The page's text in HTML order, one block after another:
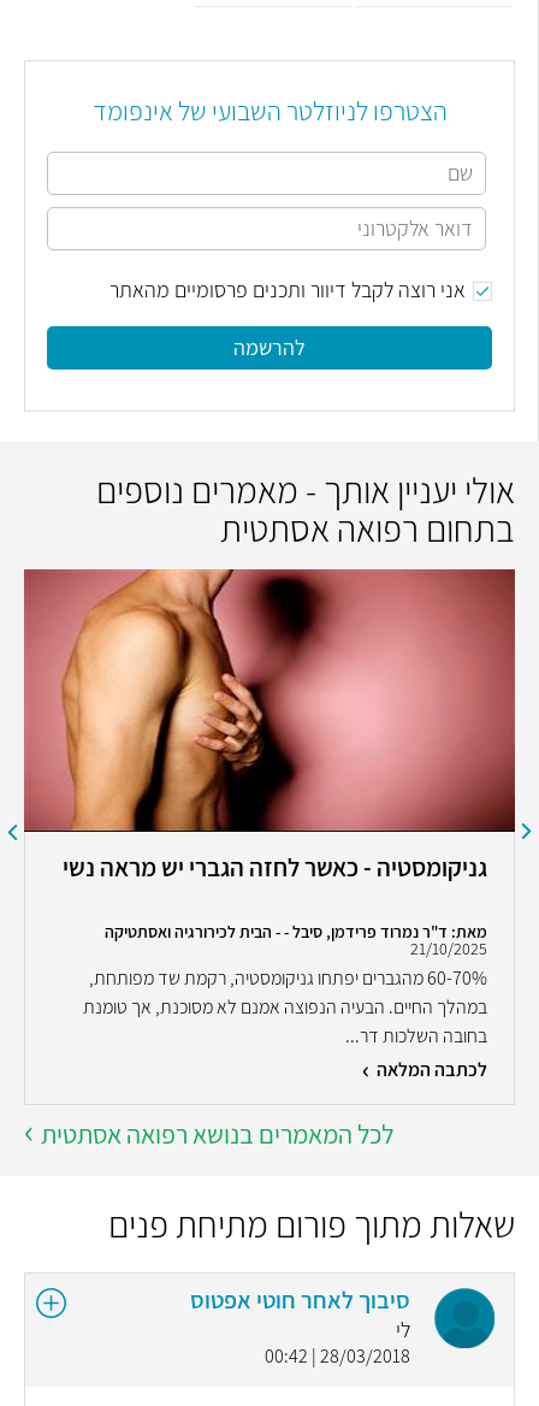
הצטרפו לניוזלטר השבועי של אינפומד
אני רוצה לקבל דיוור ותכנים פרסומיים מהאתר
להרשמה
אולי יעניין אותך - מאמרים נוספים
בתחום רפואה אסתטית
גניקומסטיה - כאשר לחזה הגברי יש מראה נשי
מאת: ד"ר נמרוד פרידמן, סיבל - - הבית לכירורגיה ואסתטיקה
21/10/2025
60-70% מהגברים יפתחו גניקומסטיה, רקמת שד מפותחת,
במהלך החיים. הבעיה הנפוצה אמנם לא מסוכנת, אך טומנת
בחובה השלכות דר...
לכתבה המלאה
לכל המאמרים בנושא רפואה אסתטית
שאלות מתוך פורום מתיחת פנים
סיבוך לאחר חוטי אפטוס
לי
28/03/2018 | 00:42